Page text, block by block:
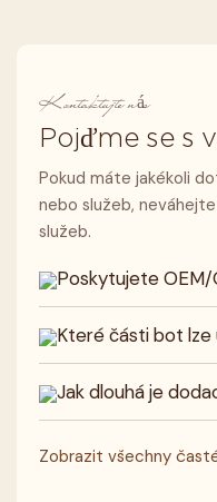
Kontaktujte nás
Pojďme se s
Pokud máte jakékoli
nebo služeb,
služeb.
Poskytujete OEM/
Které části bot lze
Jak dlouhá je
Zobrazit všechny